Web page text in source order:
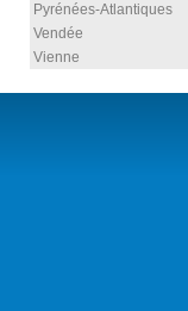
Pyrénées-Atlantiques
Vendée
Vienne